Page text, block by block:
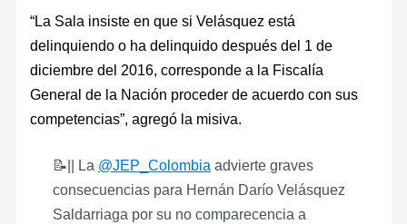
“La Sala insiste en que si Velásquez está
delinquiendo o ha delinquido después del 1 de
diciembre del 2016, corresponde a la Fiscalía
General de la Nación proceder de acuerdo con sus
competencias”, agregó la misiva.
📝|| La @JEP_Colombia advierte graves
consecuencias para Hernán Darío Velásquez
Saldarriaga por su no comparecencia a